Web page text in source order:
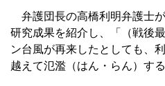
弁護団長の高橋利明弁護士
研究成果を紹介し、「（戦後
ン台風が再来したとしても、
越えて氾濫（はん・らん）す